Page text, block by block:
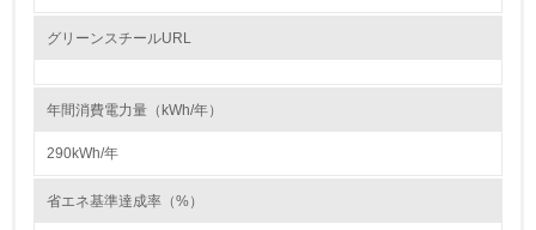
かしている
グリーンスチールURL
年間消費電力量（kWh/年）
290kWh/年
省エネ基準達成率（%）